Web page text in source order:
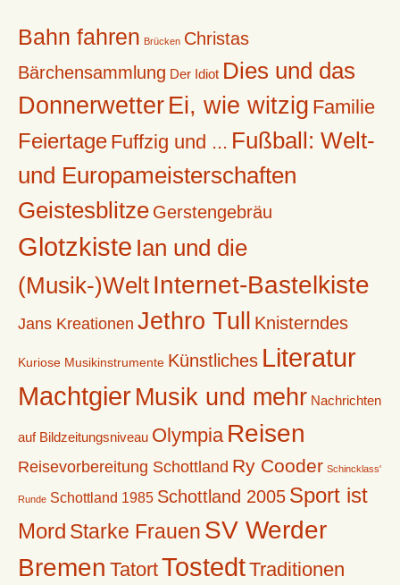
Bahn fahren Brücken Christas
Bärchensammlung Der Idiot Dies und das
Donnerwetter Ei, wie witzig Familie
Feiertage Fuffzig und ... Fußball: Welt-
und Europameisterschaften
Geistesblitze Gerstengebräu
Glotzkiste Ian und die
(Musik-)Welt Internet-Bastelkiste
Jans Kreationen Jethro Tull Knisterndes
Kuriose Musikinstrumente Künstliches Literatur
MachtgierMusik und mehr Nachrichten
auf Bildzeitungsniveau Olympia Reisen
Reisevorbereitung Schottland Ry Cooder Schincklass'
Runde Schottland 1985 Schottland 2005 Sport ist
Mord Starke Frauen SV Werder
Bremen TatortTostedtTraditionen